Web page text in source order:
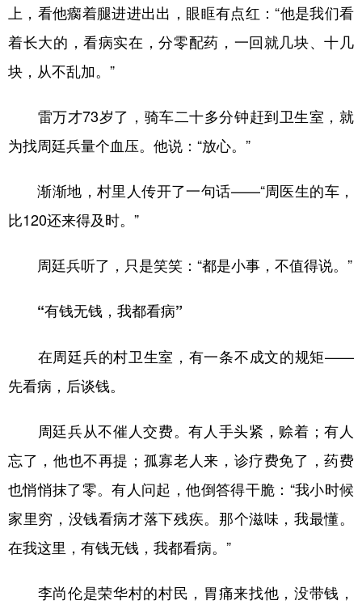
上，看他瘸着腿进进出出，眼眶有点红：“他是我们看
着长大的，看病实在，分零配药，一回就几块、十几
块，从不乱加。”
雷万才73岁了，骑车二十多分钟赶到卫生室，就
为找周廷兵量个血压。他说：“放心。”
渐渐地，村里人传开了一句话——“周医生的车，
比120还来得及时。”
周廷兵听了，只是笑笑：“都是小事，不值得说。”
“有钱无钱，我都看病”
在周廷兵的村卫生室，有一条不成文的规矩——
先看病，后谈钱。
周廷兵从不催人交费。有人手头紧，赊着；有人
忘了，他也不再提；孤寡老人来，诊疗费免了，药费
也悄悄抹了零。有人问起，他倒答得干脆：“我小时候
家里穷，没钱看病才落下残疾。那个滋味，我最懂。
在我这里，有钱无钱，我都看病。”
李尚伦是荣华村的村民，胃痛来找他，没带钱，